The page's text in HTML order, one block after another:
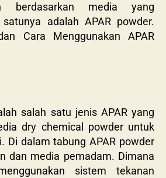
berdasarkan media yang
adalah APAR powder.
Cara Menggunakan APAR
salah satu jenis APAR yang
dry chemical powder untuk
Di dalam tabung APAR powder
dan media pemadam. Dimana
sistem tekanan